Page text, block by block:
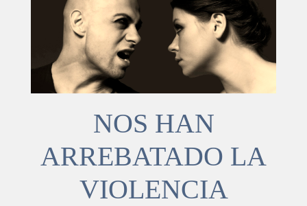
NOS HAN
ARREBATADO LA
VIOLENCIA